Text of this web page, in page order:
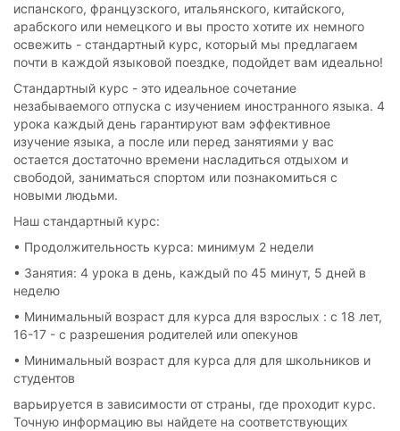
испанского, французского, итальянского, китайского,
арабского или немецкого и вы просто хотите их немного
освежить - стандартный курс, который мы предлагаем
почти в каждой языковой поездке, подойдет вам идеально!
Стандартный курс - это идеальное сочетание
незабываемого отпуска с изучением иностранного языка. 4
урока каждый день гарантируют вам эффективное
изучение языка, а после или перед занятиями у вас
остается достаточно времени насладиться отдыхом и
свободой, заниматься спортом или познакомиться с
новыми людьми.
Наш стандартный курс:
• Продолжительность курса: минимум 2 недели
• Занятия: 4 урока в день, каждый по 45 минут, 5 дней в
неделю
• Минимальный возраст для курса для взрослых : с 18 лет,
16-17 - с разрешения родителей или опекунов
• Минимальный возраст для курса для для школьников и
студентов
варьируется в зависимости от страны, где проходит курс.
Точную информацию вы найдете на соответствующих